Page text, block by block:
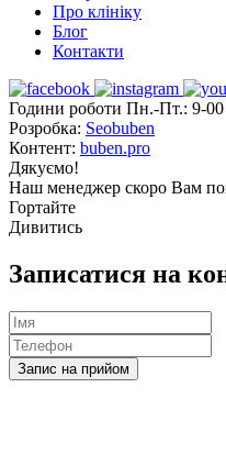
Про клініку
Блог
Контакти
Години роботи Пн.-Пт.: 9-
Розробка: Seobuben
Контент: buben.pro
Дякуємо!
Наш менеджер скоро Вам
Гортайте
Дивитись
Записатися на
Запис на прийом